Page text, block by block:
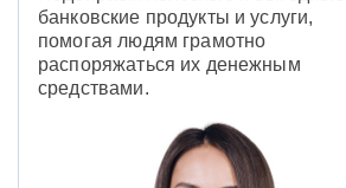
банковские продукты и услуги,
помогая людям грамотно
распоряжаться их денежным
средствами.